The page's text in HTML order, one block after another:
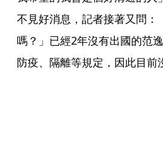
不見好消息，記者接著又問：
嗎？」已經2年沒有出國的范
防疫、隔離等規定，因此目前